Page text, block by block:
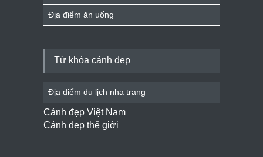
Địa điểm ăn uống
Từ khóa cảnh đẹp
Địa điểm du lịch nha trang
Cảnh đẹp Việt Nam
Cảnh đẹp thế giới